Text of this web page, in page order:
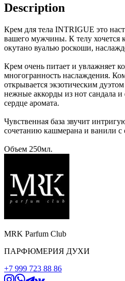
Description
Крем для тела INTRIGUE это
вашего мужчины. К телу хочется
окутано вуалью роскоши,
Крем очень питает и увлажняет
многогранность наслаждения.
открывается экзотическим
нежные аккорды из нот сандала
сердце аромата.
Чувственная база звучит
сочетанию кашмерана и ванили
Объем 250мл.
MRK Parfum Club
ПАРФЮМЕРИЯ ДУХИ
+7 999 723 88 86